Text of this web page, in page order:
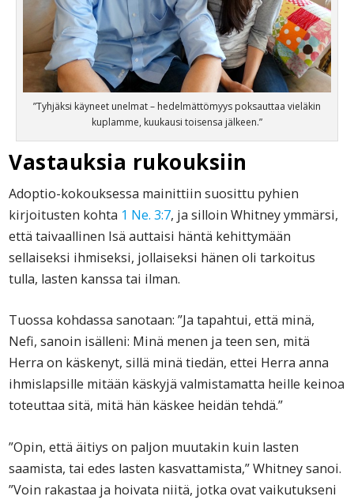
”Tyhjäksi käyneet unelmat – hedelmättömyys poksauttaa vieläkin
kuplamme, kuukausi toisensa jälkeen.”
Vastauksia rukouksiin
Adoptio-kokouksessa mainittiin suosittu pyhien
kirjoitusten kohta 1 Ne. 3:7, ja silloin Whitney ymmärsi,
että taivaallinen Isä auttaisi häntä kehittymään
sellaiseksi ihmiseksi, jollaiseksi hänen oli tarkoitus
tulla, lasten kanssa tai ilman.
Tuossa kohdassa sanotaan: ”Ja tapahtui, että minä,
Nefi, sanoin isälleni: Minä menen ja teen sen, mitä
Herra on käskenyt, sillä minä tiedän, ettei Herra anna
ihmislapsille mitään käskyjä valmistamatta heille keinoa
toteuttaa sitä, mitä hän käskee heidän tehdä.”
”Opin, että äitiys on paljon muutakin kuin lasten
saamista, tai edes lasten kasvattamista,” Whitney sanoi.
”Voin rakastaa ja hoivata niitä, jotka ovat vaikutukseni